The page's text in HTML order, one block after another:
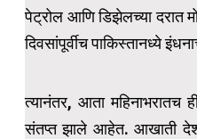
पेट्रोल आणि डिझेलच्या दरात
दिवसांपूर्वीच पाकिस्तानध्ये
त्यानंतर, आता महिनाभरातच
संतप्त झाले आहेत. आखाती